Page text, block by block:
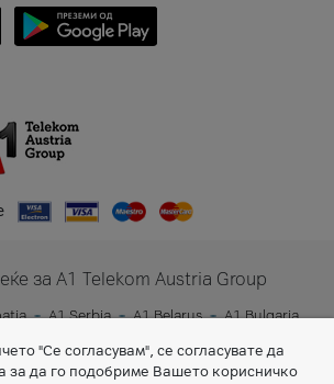
за A1 Telekom Austria Group
A1 Serbia A1 Belarus
A1 Bulgaria
A1 Slovenia
A1 Digital
"Се согласувам", се согласувате да
за да го подобриме Вашето корисничко